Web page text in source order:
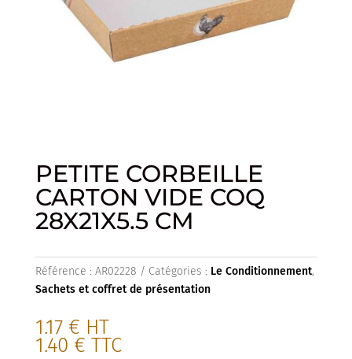
PETITE CORBEILLE
CARTON VIDE COQ
28X21X5.5 CM
Référence : AR02228 Catégories : Le Conditionnement,
Sachets et coffret de présentation
1.17 € HT
1.40 € TTC